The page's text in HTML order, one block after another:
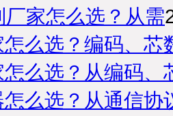
厂家怎么选？从需
么选？编码、芯
么选？从编码、
么选？从通信协